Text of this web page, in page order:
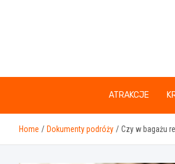
ATRAKCJE
Home Dokumenty podróży Czy w bagażu